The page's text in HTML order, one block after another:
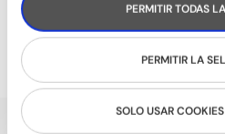
PERMITIR TODAS
PERMITIR LA
SOLO USAR
RUEDA